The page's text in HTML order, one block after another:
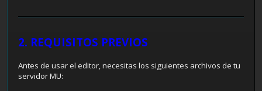
2. REQUISITOS PREVIOS
Antes de usar el editor, necesitas los siguientes archivos de tu
servidor MU: